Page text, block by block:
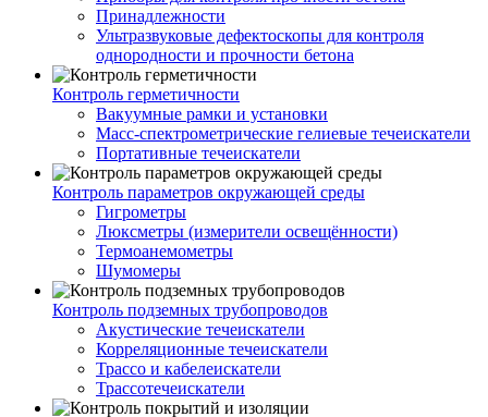
Принадлежности
Ультразвуковые дефектоскопы для контроля
однородности и прочности бетона
Контроль герметичности
Вакуумные рамки и установки
Масс-спектрометрические гелиевые течеискатели
Портативные течеискатели
Контроль параметров окружающей среды
Гигрометры
Люксметры (измерители освещённости)
Термоанемометры
Шумомеры
Контроль подземных трубопроводов
Акустические течеискатели
Корреляционные течеискатели
Трассо и кабелеискатели
Трассотечеискатели